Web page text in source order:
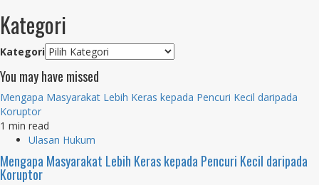
Kategori
Kategori
You may have missed
Mengapa Masyarakat Lebih Keras kepada Pencuri Kecil daripada
Koruptor
1 min read
Ulasan Hukum
Mengapa Masyarakat Lebih Keras kepada Pencuri Kecil daripada
Koruptor